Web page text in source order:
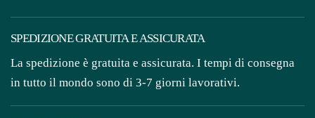
SPEDIZIONE GRATUITA E ASSICURATA
La spedizione è gratuita e assicurata. I tempi di consegna
in tutto il mondo sono di 3-7 giorni lavorativi.